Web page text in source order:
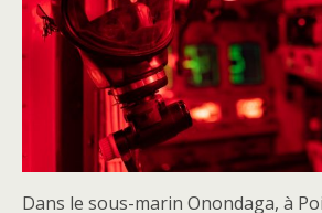
Dans le sous-marin Onondaga, à